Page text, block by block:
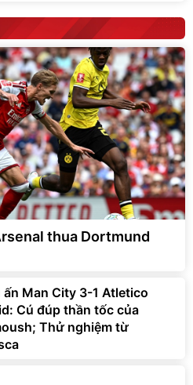
thua Dortmund
ấn Man City 3-1 Atletico
Cú đúp thần tốc của
Thử nghiệm từ